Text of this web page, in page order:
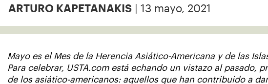
ARTURO KAPETANAKIS | 13 mayo, 2021
Mayo es el Mes de la Herencia Asiático-Americana y de las
Para celebrar, USTA.com está echando un vistazo al pasado,
de los asiático-americanos: aquellos que han contribuido a